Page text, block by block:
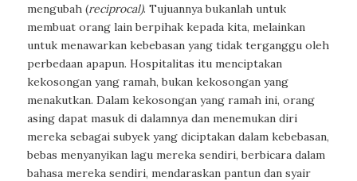
mengubah (reciprocal). Tujuannya bukanlah untuk
membuat orang lain berpihak kepada kita, melainkan
untuk menawarkan kebebasan yang tidak terganggu oleh
perbedaan apapun. Hospitalitas itu menciptakan
kekosongan yang ramah, bukan kekosongan yang
menakutkan. Dalam kekosongan yang ramah ini, orang
asing dapat masuk di dalamnya dan menemukan diri
mereka sebagai subyek yang diciptakan dalam kebebasan,
bebas menyanyikan lagu mereka sendiri, berbicara dalam
bahasa mereka sendiri, mendaraskan pantun dan syair